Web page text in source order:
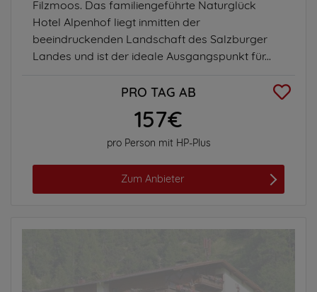
Filzmoos. Das familiengeführte Naturglück
Hotel Alpenhof liegt inmitten der
beeindruckenden Landschaft des Salzburger
Landes und ist der ideale Ausgangspunkt für...
PRO TAG AB
157€
pro Person mit HP-Plus
Zum Anbieter